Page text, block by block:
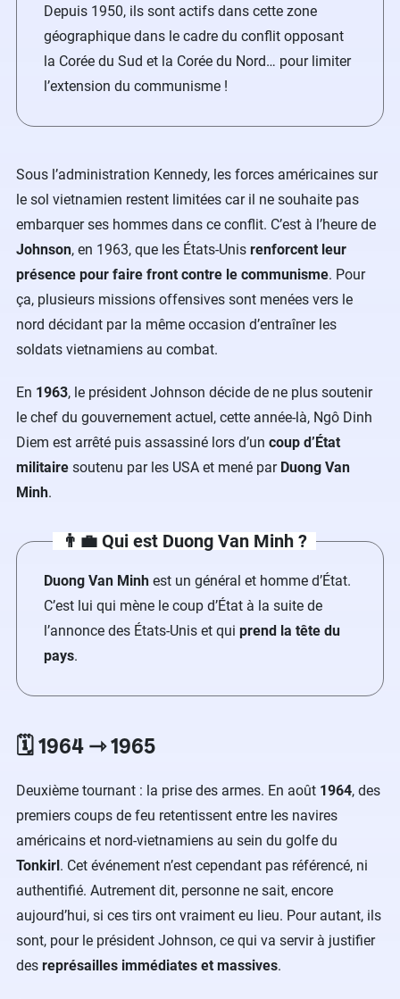
Depuis 1950, ils sont actifs dans cette zone
géographique dans le cadre du conflit opposant
la Corée du Sud et la Corée du Nord… pour limiter
l’extension du communisme !
Sous l’administration Kennedy, les forces américaines sur
le sol vietnamien restent limitées car il ne souhaite pas
embarquer ses hommes dans ce conflit. C’est à l’heure de
Johnson, en 1963, que les États-Unis renforcent leur
présence pour faire front contre le communisme. Pour
ça, plusieurs missions offensives sont menées vers le
nord décidant par la même occasion d’entraîner les
soldats vietnamiens au combat.
En 1963, le président Johnson décide de ne plus soutenir
le chef du gouvernement actuel, cette année-là, Ngô Dinh
Diem est arrêté puis assassiné lors d’un coup d’État
militaire soutenu par les USA et mené par Duong Van
Minh.
👨‍💼 Qui est Duong Van Minh ?
Duong Van Minh est un général et homme d’État.
C’est lui qui mène le coup d’État à la suite de
l’annonce des États-Unis et qui prend la tête du
pays.
🗓️ 1964 ⇾ 1965
Deuxième tournant : la prise des armes. En août 1964, des
premiers coups de feu retentissent entre les navires
américains et nord-vietnamiens au sein du golfe du
Tonkirl . Cet événement n’est cependant pas référencé, ni
authentifié. Autrement dit, personne ne sait, encore
aujourd’hui, si ces tirs ont vraiment eu lieu. Pour autant, ils
sont, pour le président Johnson, ce qui va servir à justifier
des représailles immédiates et massives.